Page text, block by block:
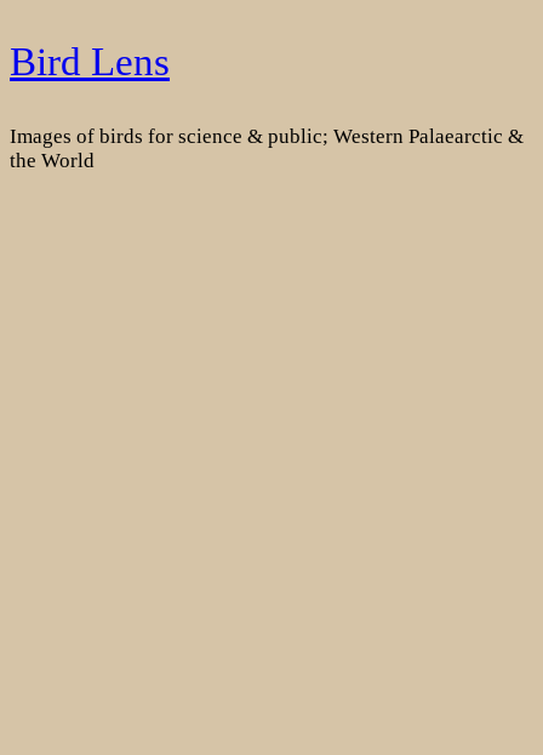
Skip
to
Bird Lens
Images of birds for science & public; Western Palaearctic &
the World